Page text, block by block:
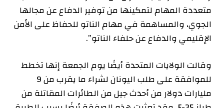
متعددة المهام لتمكينها من توفير الدفاع عن مجالها
الجوي، والمساهمة في مهام الناتو للحفاظ على الأمن
الإقليمي والدفاع عن حلفاء الناتو”.
وقالت الولايات المتحدة أيضًا يوم الجمعة إنها تخطط
للموافقة على طلب اليونان لشراء ما يقرب من 9
مليارات دولار من أحدث جيل من الطائرات المقاتلة من